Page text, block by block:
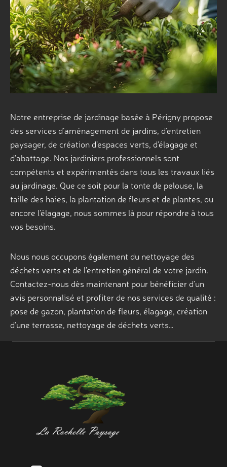
Notre entreprise de jardinage basée à Périgny propose
des services d’aménagement de jardins, d’entretien
paysager, de création d’espaces verts, d’élagage et
d’abattage. Nos jardiniers professionnels sont
compétents et expérimentés dans tous les travaux liés
au jardinage. Que ce soit pour la tonte de pelouse, la
taille des haies, la plantation de fleurs et de plantes, ou
encore l’élagage, nous sommes là pour répondre à tous
vos besoins.
Nous nous occupons également du nettoyage des
déchets verts et de l’entretien général de votre jardin.
Contactez-nous dès maintenant pour bénéficier d’un
avis personnalisé et profiter de nos services de qualité :
pose de gazon, plantation de fleurs, élagage, création
d’une terrasse, nettoyage de déchets verts…